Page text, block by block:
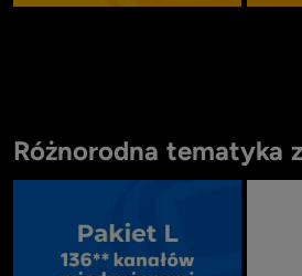
of
15
Różnorodna tematyka